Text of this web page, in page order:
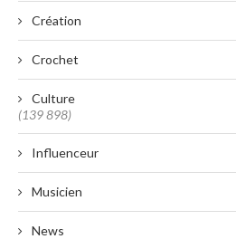
Création
Crochet
Culture
(139 898)
Influenceur
Musicien
News